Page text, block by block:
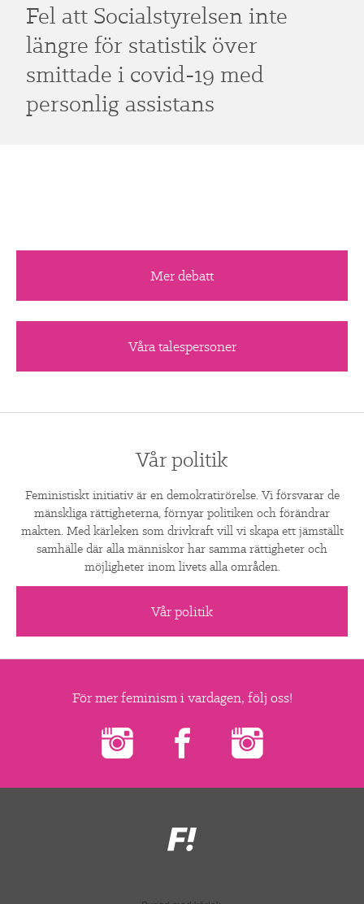
Fel att Socialstyrelsen inte
längre för statistik över
smittade i covid-19 med
personlig assistans
Mer debatt
Våra talespersoner
Vår politik
Feministiskt initiativ är en demokratirörelse. Vi försvarar de
mänskliga rättigheterna, förnyar politiken och förändrar
makten. Med kärleken som drivkraft vill vi skapa ett jämställt
samhälle där alla människor har samma rättigheter och
möjligheter inom livets alla områden.
Vår politik
För mer feminism i vardagen, följ oss!
Feministiskt
initiativ